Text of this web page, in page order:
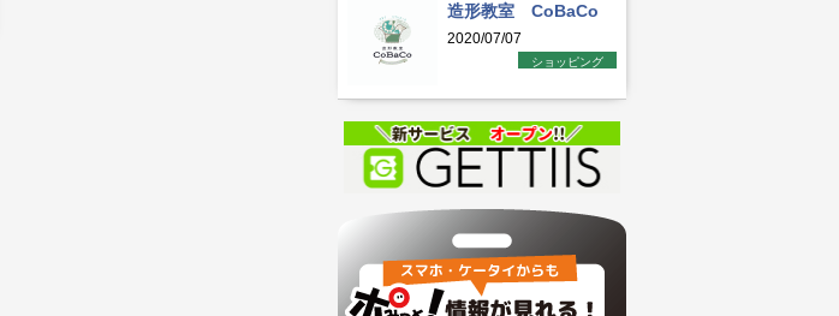
造形教室 CoBaCo
2020/07/07
ショッピング